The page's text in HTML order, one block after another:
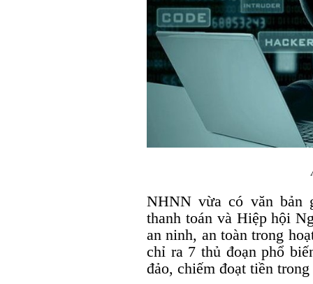
NHNN vừa có văn bản
thanh toán và Hiệp hội
an ninh, an toàn trong
chỉ ra 7 thủ đoạn phổ
đảo, chiếm đoạt tiền